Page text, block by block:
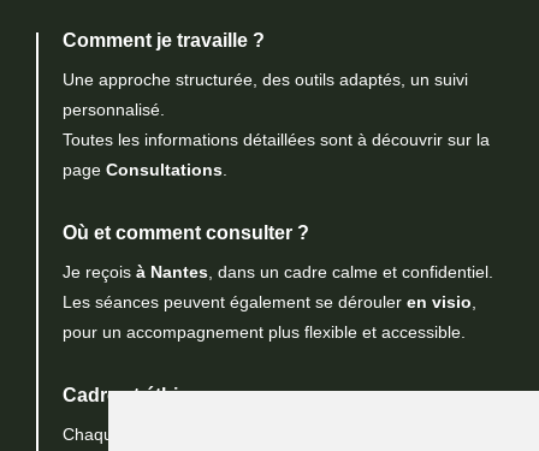
Comment je travaille ?
Une approche structurée, des outils adaptés, un suivi
personnalisé.
Toutes les informations détaillées sont à découvrir sur la
pageConsultations
Où et comment consulter ?
Je reçoisà Nantes , dans un cadre calme et confidentiel.
Les séances peuvent également se dérouleren visio
pour un accompagnement plus flexible et accessible.
Cadre et éthique :
Chaque suivi repose sur le